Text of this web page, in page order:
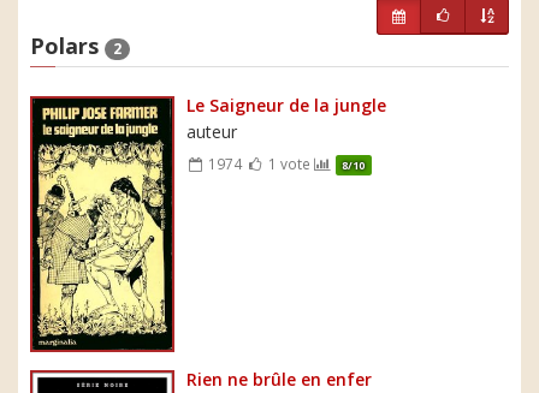
Polars 2
Le Saigneur de la jungle
auteur
1974 1 vote 8/10
Rien ne brûle en enfer